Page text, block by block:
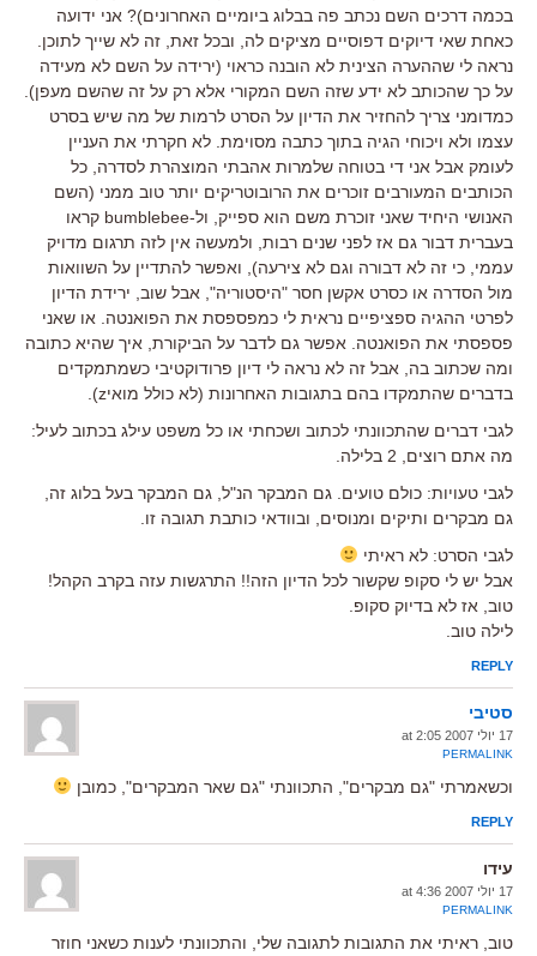
בכמה דרכים השם נכתב פה בבלוג ביומיים האחרונים)? אני ידועה
כאחת שאי דיוקים דפוסיים מציקים לה, ובכל זאת, זה לא שייך לתוכן.
נראה לי שההערה הצינית לא הובנה כראוי (ירידה על השם לא מעידה
על כך שהכותב לא ידע שזה השם המקורי אלא רק על זה שהשם מעפן).
כמדומני צריך להחזיר את הדיון על הסרט לרמות של מה שיש בסרט
עצמו ולא ויכוחי הגיה בתוך כתבה מסוימת. לא חקרתי את העניין
לעומק אבל אני די בטוחה שלמרות אהבתי המוצהרת לסדרה, כל
הכותבים המעורבים זוכרים את הרובוטריקים יותר טוב ממני (השם
האנושי היחיד שאני זוכרת משם הוא ספייק, ול-bumblebee קראו
בעברית דבור גם אז לפני שנים רבות, ולמעשה אין לזה תרגום מדויק
עממי, כי זה לא דבורה וגם לא צירעה), ואפשר להתדיין על השוואות
מול הסדרה או כסרט אקשן חסר "היסטוריה", אבל שוב, ירידת הדיון
לפרטי ההגיה ספציפיים נראית לי כמפספסת את הפואנטה. או שאני
פספסתי את הפואנטה. אפשר גם לדבר על הביקורת, איך שהיא כתובה
ומה שכתוב בה, אבל זה לא נראה לי דיון פרודוקטיבי כשמתמקדים
בדברים שהתמקדו בהם בתגובות האחרונות (לא כולל מואיz).
לגבי דברים שהתכוונתי לכתוב ושכחתי או כל משפט עילג בכתוב לעיל:
מה אתם רוצים, 2 בלילה.
לגבי טעויות: כולם טועים. גם המבקר הנ"ל, גם המבקר בעל בלוג זה,
גם מבקרים ותיקים ומנוסים, ובוודאי כותבת תגובה זו.
לגבי הסרט: לא ראיתי
אבל יש לי סקופ שקשור לכל הדיון הזה!! התרגשות עזה בקרב הקהל!
טוב, אז לא בדיוק סקופ.
לילה טוב.
REPLY
סטיבי
17 יולי 2007 at 2:05
PERMALINK
וכשאמרתי "גם מבקרים", התכוונתי "גם שאר המבקרים", כמובן
REPLY
עידו
17 יולי 2007 at 4:36
PERMALINK
טוב, ראיתי את התגובות לתגובה שלי, והתכוונתי לענות כשאני חוזר